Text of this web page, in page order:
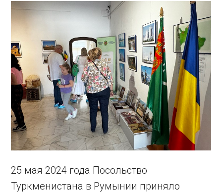
25 мая 2024 года Посольство
Туркменистана в Румынии приняло